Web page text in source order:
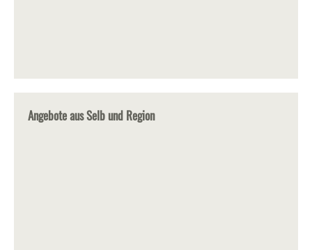
Angebote aus Selb und Region